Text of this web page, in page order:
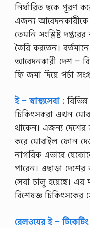
নির্ধারিত ছকে পূরণ
এজন্য আবেদনকারীকে
তেমনি সংশ্লিষ্ট
তৈরি করতেন।
আবেদনকারী দেশ –
ফি জমা দিয়ে পর্চা
ই – স্বাস্থ্যসেবা :
চিকিৎসকরা এখন
থাকেন। এজন্য
করে মােবাইল ফোন
নাগরিক এভাবে
পারেন। এছাড়া দেশের
সেবা চালু হয়েছে। এর
বিশেষজ্ঞ চিকিৎসকের
রেলওযের ই –